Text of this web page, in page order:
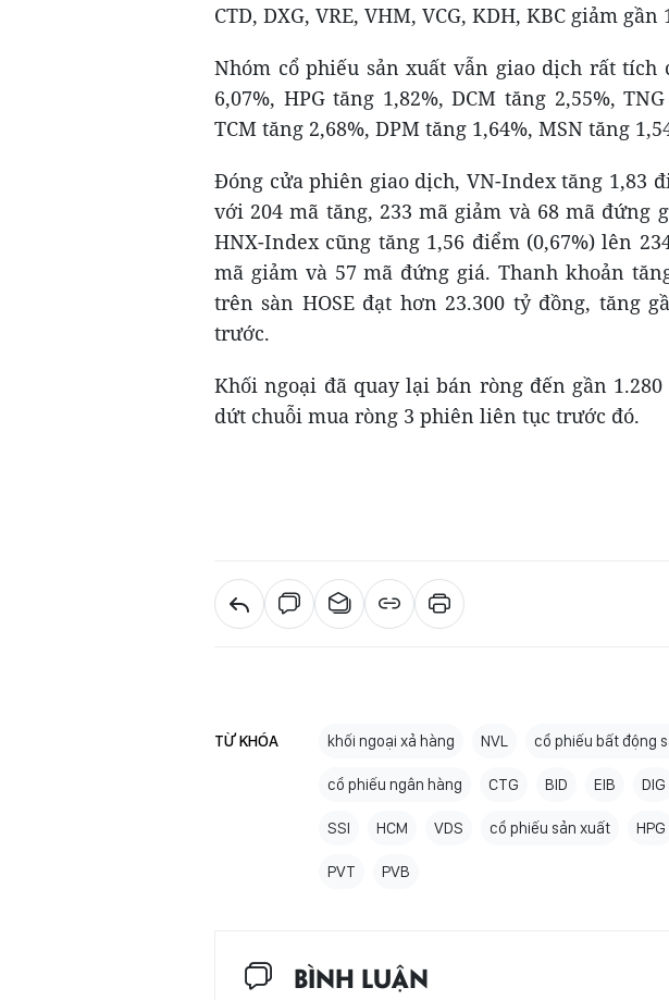
CTD, DXG, VRE, VHM, VCG, KDH, KBC giảm gần
Nhóm cổ phiếu sản xuất vẫn giao dịch rất tích
6,07%, HPG tăng 1,82%, DCM tăng 2,55%,
TCM tăng 2,68%, DPM tăng 1,64%, MSN tăng
Đóng cửa phiên giao dịch, VN-Index tăng 1,83
với 204 mã tăng, 233 mã giảm và 68 mã đứng
HNX-Index cũng tăng 1,56 điểm (0,67%) lên
mã giảm và 57 mã đứng giá. Thanh khoản
trên sàn HOSE đạt hơn 23.300 tỷ đồng, tăng
trước.
Khối ngoại đã quay lại bán ròng đến gần 1.280
dứt chuỗi mua ròng 3 phiên liên tục trước đó.
TỪ KHÓA khối ngoại xả hàng NVL cổ phiếu bất động
cổ phiếu ngân hàng CTG BID EIB DIG
SSI HCM VDS cổ phiếu sản xuất HPG
PVT PVB
BÌNH LUẬN